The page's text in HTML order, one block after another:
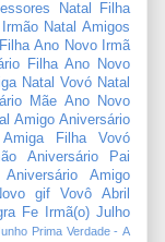
Natal Filha
Natal Amigos
Ano Novo Irmã
Filha Ano Novo
Natal Vovó Natal
Mãe Ano Novo
Amigo Aniversário
Filha
Vovó
Aniversário Pai
Aniversário Amigo
gif Vovô
Abril
Fe Irmã(o) Julho
Prima Verdade - A